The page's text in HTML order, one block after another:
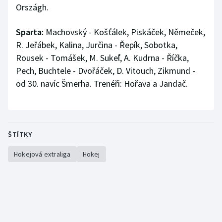
Országh.
Sparta: Machovský - Košťálek, Piskáček, Němeček,
R. Jeřábek, Kalina, Jurčina - Řepík, Sobotka,
Rousek - Tomášek, M. Sukeľ, A. Kudrna - Říčka,
Pech, Buchtele - Dvořáček, D. Vitouch, Zikmund -
od 30. navíc Šmerha. Trenéři: Hořava a Jandač.
ŠTÍTKY
Hokejová extraliga Hokej